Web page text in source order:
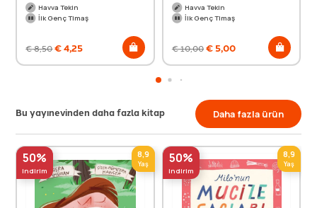
Havva Tekin
İlk Genç Timaş
€8,50€4,25
Havva Tekin
İlk Genç Timaş
€10,00€5,00
Bu yayınevinden daha fazla kitap Daha fazla ürün
50%
indirim
8,9
Yaş 50%
indirim
8,9
Yaş